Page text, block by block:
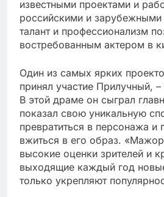
известными проектами и
российскими и зарубежными
талант и профессионализм
востребованным актером в
Один из самых ярких
принял участие Прилучный,
В этой драме он сыграл
показал свою уникальную
превратиться в персонажа и
вжиться в его образ.
высокие оценки зрителей и
выходящие каждый год
только укрепляют